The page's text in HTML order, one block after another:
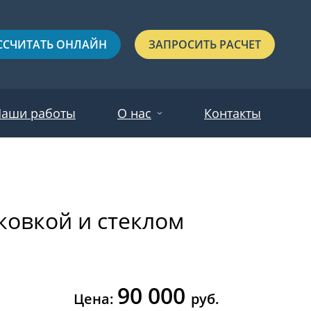
ОНЛАЙН ЗАПРОСИТЬ РАСЧЕТ
Черные
С выдавленным рисунком
работы О нас Контакты
и стеклом
Цена: 90 000 руб.